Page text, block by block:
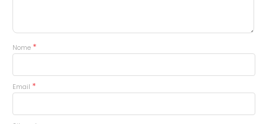
Nome *
Email *